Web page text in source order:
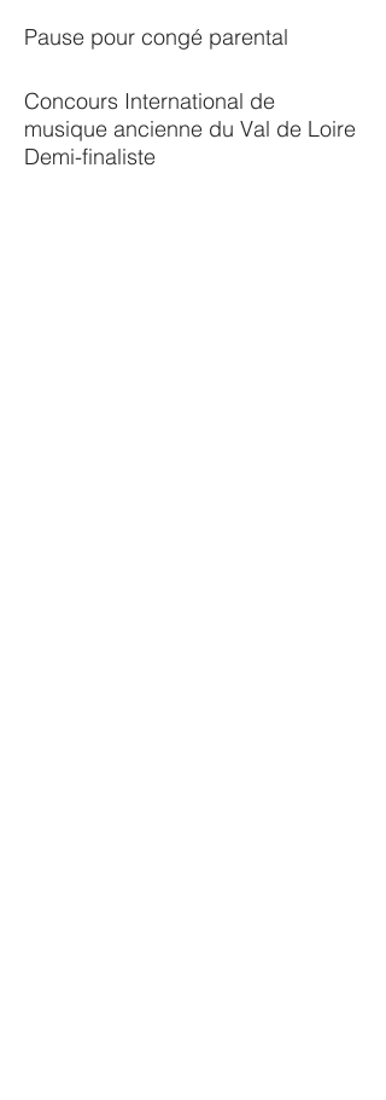
Pause pour congé parental
Concours International de
musique ancienne du Val de Loire
Demi-finaliste